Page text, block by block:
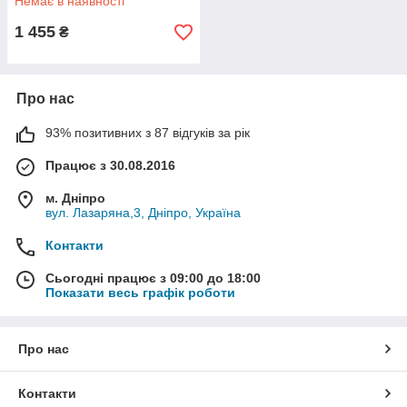
1 455 ₴
Про нас
93% позитивних з 87 відгуків за рік
Працює з 30.08.2016
м. Дніпро
вул. Лазаряна,3, Дніпро, Україна
Контакти
Сьогодні працює з 09:00 до 18:00
Показати весь графік роботи
Про нас
Контакти